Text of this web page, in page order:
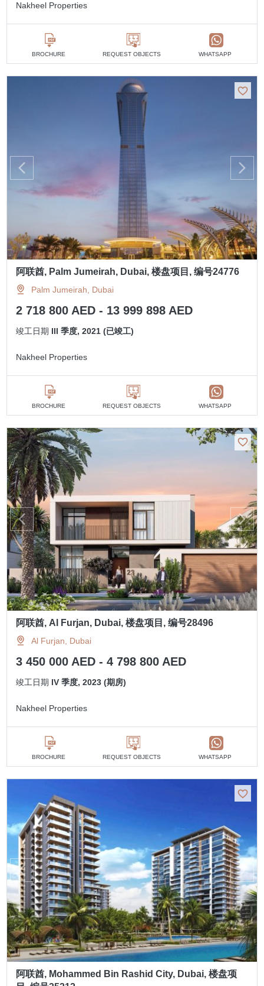
Nakheel Properties
BROCHURE REQUEST OBJECTS WHATSAPP
阿联酋, Palm Jumeirah, Dubai, 楼盘项目, 编号24776
Palm Jumeirah, Dubai
2 718 800 AED - 13 999 898 AED
竣工日期 III 季度, 2021 (已竣工)
Nakheel Properties
BROCHURE REQUEST OBJECTS WHATSAPP
阿联酋, Al Furjan, Dubai, 楼盘项目, 编号28496
Al Furjan, Dubai
3 450 000 AED - 4 798 800 AED
竣工日期 IV 季度, 2023 (期房)
Nakheel Properties
BROCHURE REQUEST OBJECTS WHATSAPP
阿联酋, Mohammed Bin Rashid City, Dubai, 楼盘项